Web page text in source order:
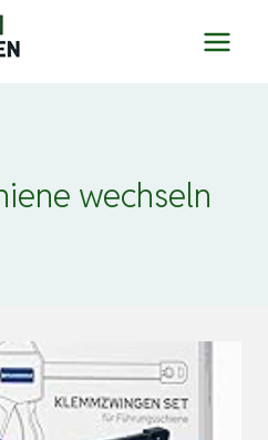
wechseln